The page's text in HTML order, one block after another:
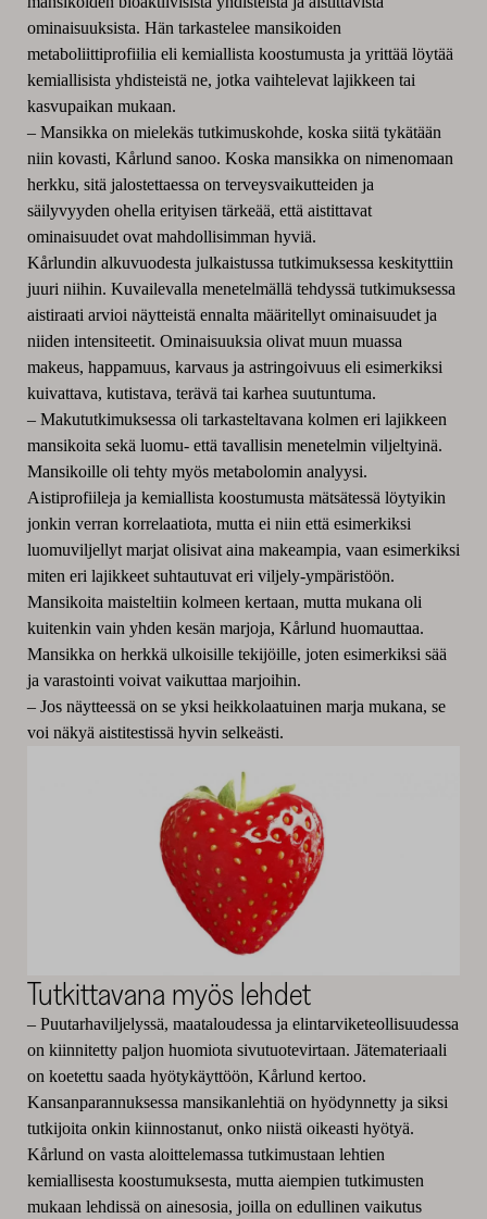
ominaisuuksista. Hän tarkastelee mansikoiden
metaboliittiprofiilia eli kemiallista koostumusta ja yrittää löytää
kemiallisista yhdisteistä ne, jotka vaihtelevat lajikkeen tai
kasvupaikan mukaan.
– Mansikka on mielekäs tutkimuskohde, koska siitä tykätään
niin kovasti, Kårlund sanoo. Koska mansikka on nimenomaan
herkku, sitä jalostettaessa on terveysvaikutteiden ja
säilyvyyden ohella erityisen tärkeää, että aistittavat
ominaisuudet ovat mahdollisimman hyviä.
Kårlundin alkuvuodesta julkaistussa tutkimuksessa keskityttiin
juuri niihin. Kuvailevalla menetelmällä tehdyssä tutkimuksessa
aistiraati arvioi näytteistä ennalta määritellyt ominaisuudet ja
niiden intensiteetit. Ominaisuuksia olivat muun muassa
makeus, happamuus, karvaus ja astringoivuus eli esimerkiksi
kuivattava, kutistava, terävä tai karhea suutuntuma.
– Makututkimuksessa oli tarkasteltavana kolmen eri lajikkeen
mansikoita sekä luomu- että tavallisin menetelmin viljeltyinä.
Mansikoille oli tehty myös metabolomin analyysi.
Aistiprofiileja ja kemiallista koostumusta mätsätessä löytyikin
jonkin verran korrelaatiota, mutta ei niin että esimerkiksi
luomuviljellyt marjat olisivat aina makeampia, vaan esimerkiksi
miten eri lajikkeet suhtautuvat eri viljely-ympäristöön.
Mansikoita maisteltiin kolmeen kertaan, mutta mukana oli
kuitenkin vain yhden kesän marjoja, Kårlund huomauttaa.
Mansikka on herkkä ulkoisille tekijöille, joten esimerkiksi sää
ja varastointi voivat vaikuttaa marjoihin.
– Jos näytteessä on se yksi heikkolaatuinen marja mukana, se
voi näkyä aistitestissä hyvin selkeästi.
Tutkittavana myös lehdet
– Puutarhaviljelyssä, maataloudessa ja elintarviketeollisuudessa
on kiinnitetty paljon huomiota sivutuotevirtaan. Jätemateriaali
on koetettu saada hyötykäyttöön, Kårlund kertoo.
Kansanparannuksessa mansikanlehtiä on hyödynnetty ja siksi
tutkijoita onkin kiinnostanut, onko niistä oikeasti hyötyä.
Kårlund on vasta aloittelemassa tutkimustaan lehtien
kemiallisesta koostumuksesta, mutta aiempien tutkimusten
mukaan lehdissä on ainesosia, joilla on edullinen vaikutus